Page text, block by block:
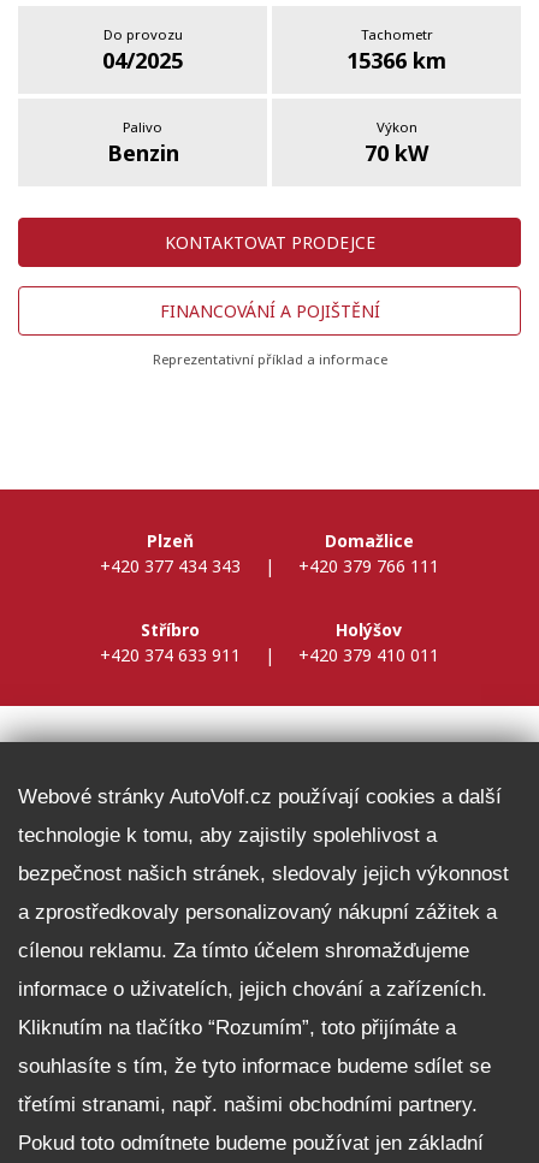
Do provozu
04/2025
Tachometr
15366 km
Palivo
Benzin
Výkon
70 kW
KONTAKTOVAT PRODEJCE
FINANCOVÁNÍ A POJIŠTĚNÍ
Reprezentativní příklad a informace
Plzeň
+420 377 434 343
|
Domažlice
+420 379 766 111
Stříbro
+420 374 633 911
|
Holýšov
+420 379 410 011
Fleet program Škoda
Nabídka zaměstnání
Facebook
Reklamační řád
Zásady zpracování osobních údajů pro zákazníky
Upozornění pro věřitele a společníky na jejich práva
Nastavení cookies
Webové stránky AutoVolf.cz používají cookies a další
technologie k tomu, aby zajistily spolehlivost a
bezpečnost našich stránek, sledovaly jejich výkonnost
a zprostředkovaly personalizovaný nákupní zážitek a
cílenou reklamu. Za tímto účelem shromažďujeme
informace o uživatelích, jejich chování a zařízeních.
Kliknutím na tlačítko “Rozumím”, toto přijímáte a
souhlasíte s tím, že tyto informace budeme sdílet se
třetími stranami, např. našimi obchodními partnery.
Pokud toto odmítnete budeme používat jen základní